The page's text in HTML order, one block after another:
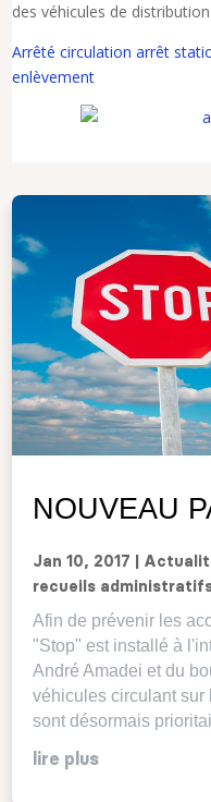
des véhicules de
Arrêté circulation arrêt
enlèvement
NOUVEAU
Jan 10, 2017
recueils
Afin de prévenir les
"Stop" est installé à
André Amadei et du
véhicules circulant
sont désormais
lire plus